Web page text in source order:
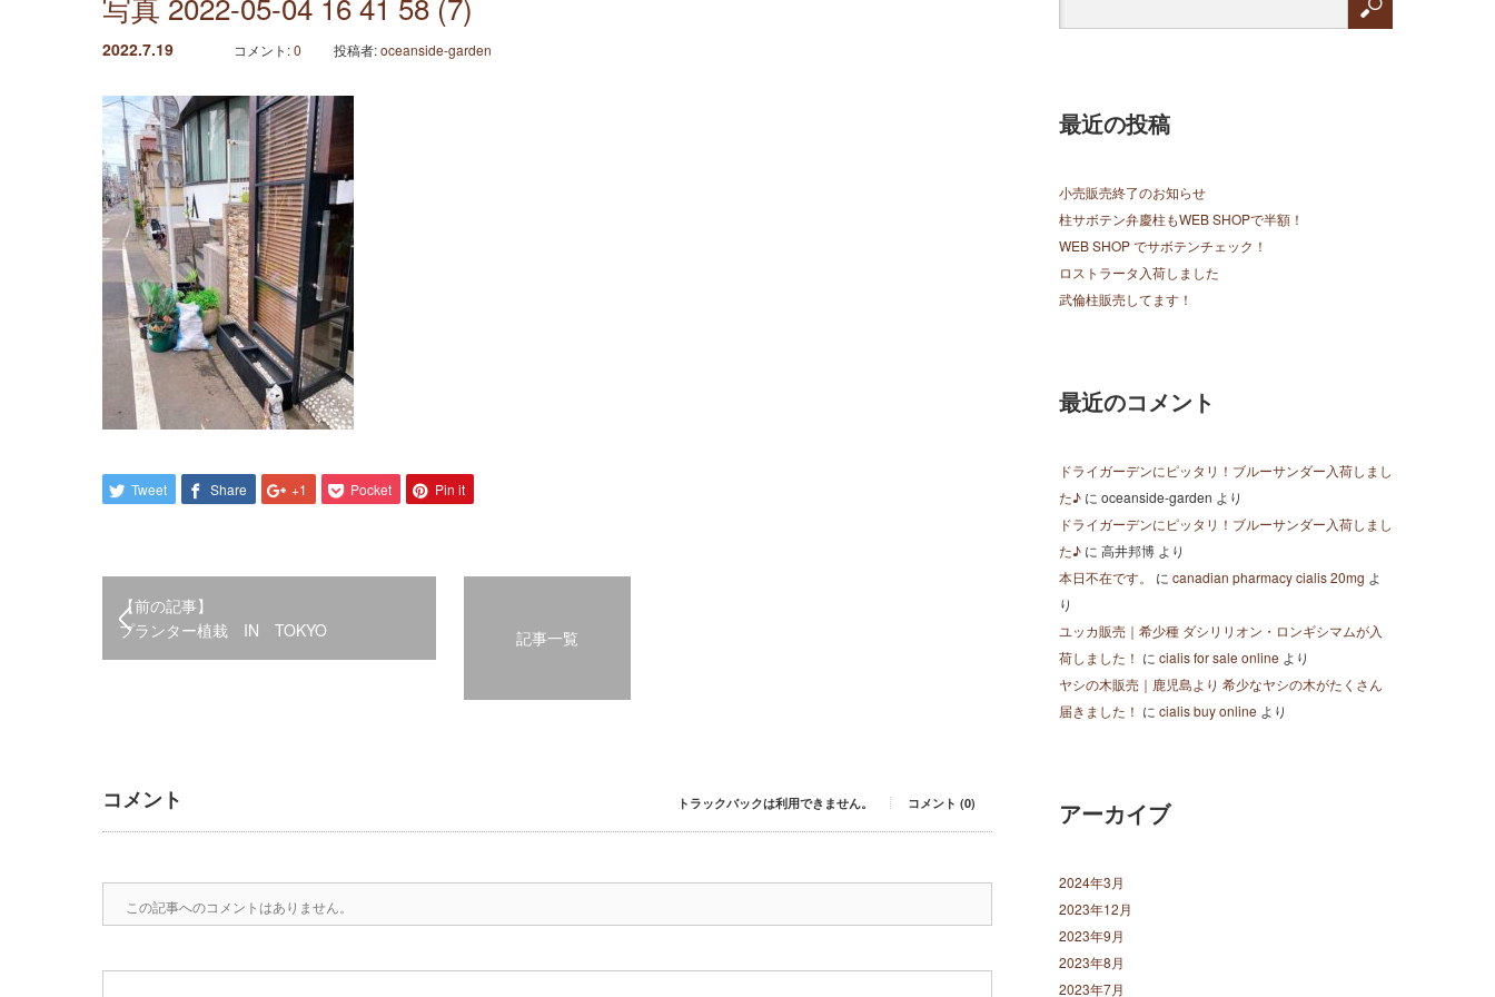
2022.7.19 コメント:0 投稿者:oceanside-garden
Tweet Share +1 Pocket Pin it
【前の記事】
プランター植栽 IN TOKYO
記事一覧
コメント トラックバックは利用できません。 コメント (0)
この記事へのコメントはありません。
最近の投稿
小売販売終了のお知らせ
柱サボテン弁慶柱もWEB SHOPで半額！
WEB SHOP でサボテンチェック！
ロストラータ入荷しました
武倫柱販売してます！
最近のコメント
ドライガーデンにピッタリ！ブルーサンダー入荷しまし
た♪ に oceanside-garden より
ドライガーデンにピッタリ！ブルーサンダー入荷しまし
た♪ に 高井邦博 より
本日不在です。
に canadian pharmacy cialis 20mg よ
り
ユッカ販売｜希少種 ダシリリオン・ロンギシマムが入
荷しました！ に cialis for sale online より
ヤシの木販売｜鹿児島より 希少なヤシの木がたくさん
届きました！ に cialis buy online より
アーカイブ
2024年3月
2023年12月
2023年9月
2023年8月
2023年7月